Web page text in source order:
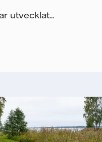
utvecklat...